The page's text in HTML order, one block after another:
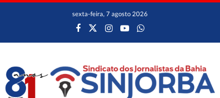
sexta-feira, 7 agosto 2026